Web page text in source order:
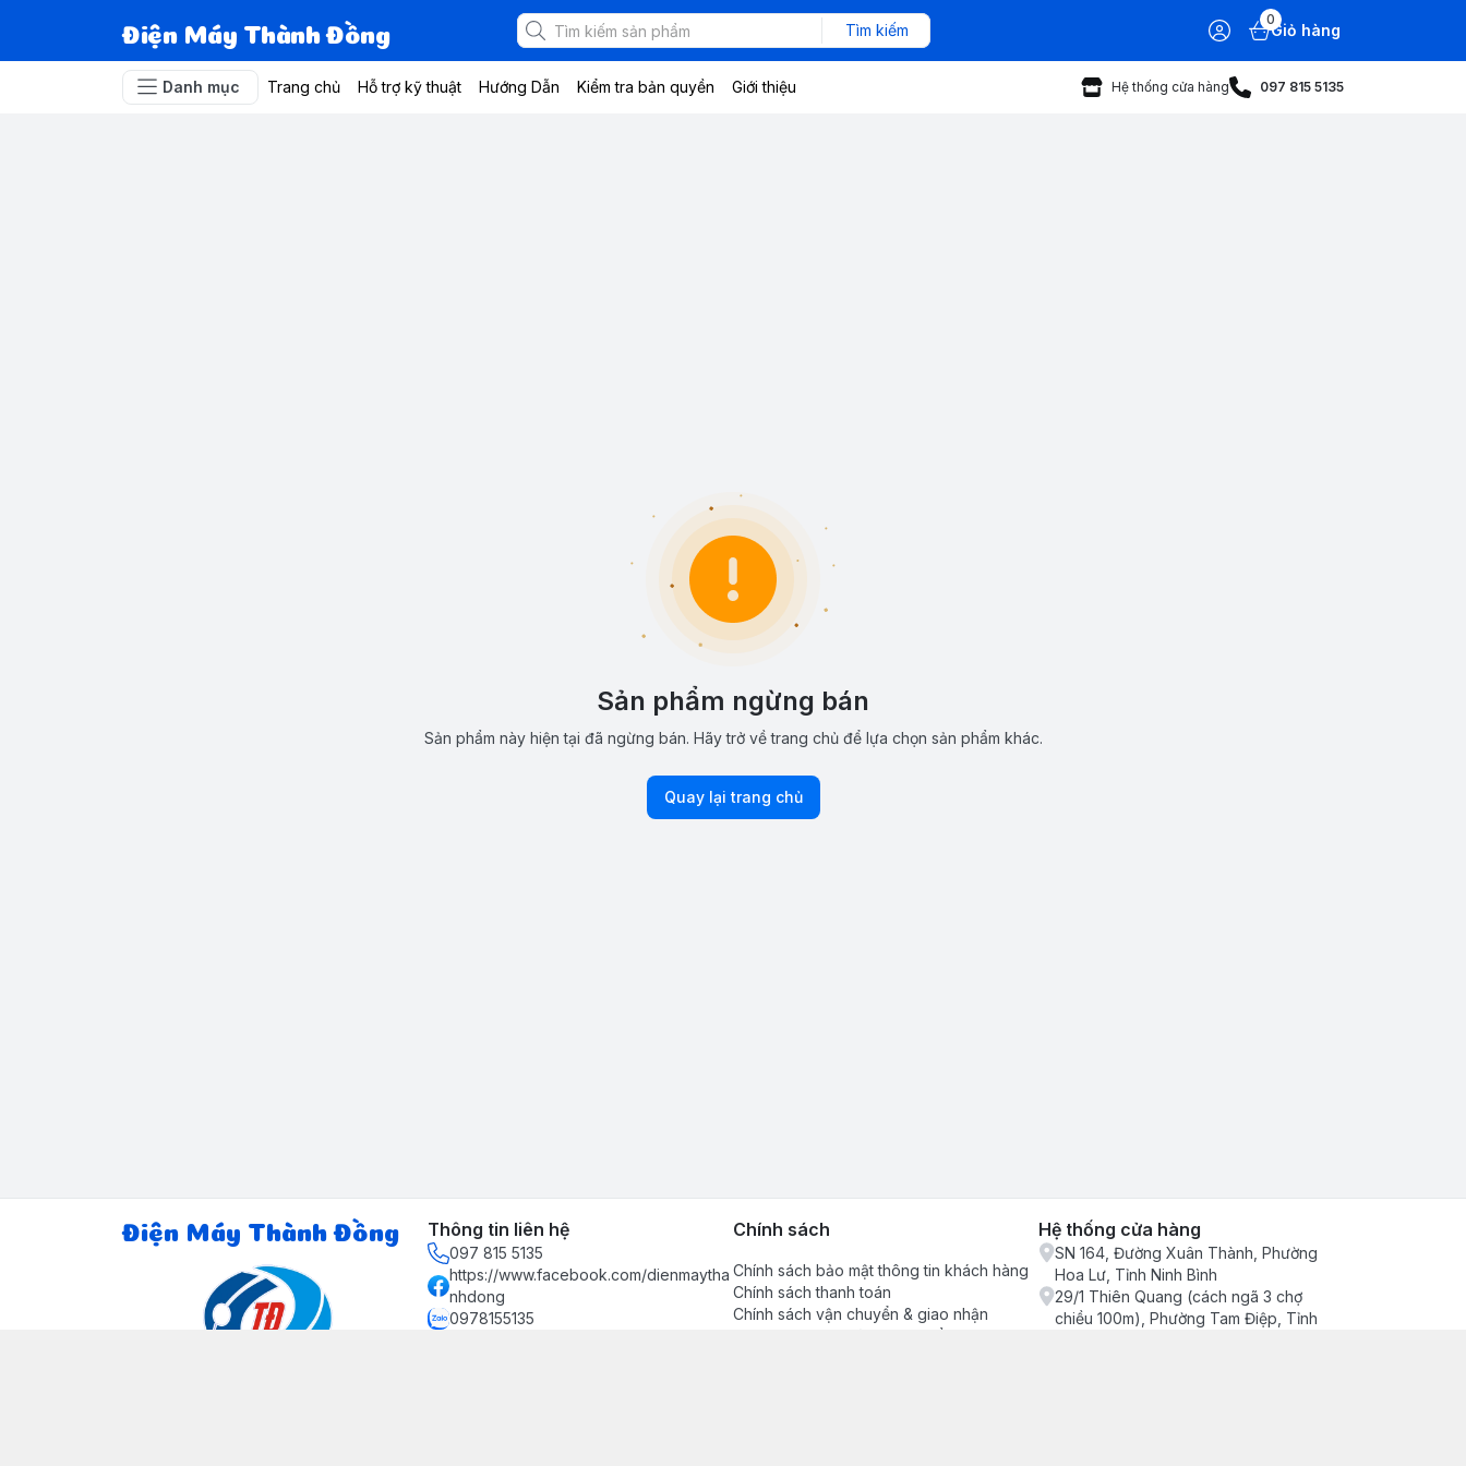
Điện Máy Thành Đồng Tìm kiếm
0
Giỏ hàng
Danh mục Trang chủ Hỗ trợ kỹ thuật Hướng Dẫn Kiểm tra bản quyền Giới thiệu Hệ thống cửa hàng 097 815 5135
Sản phẩm ngừng bán
Sản phẩm này hiện tại đã ngừng bán. Hãy trở về trang chủ để lựa chọn sản phẩm khác.
Quay lại trang chủ
Điện Máy Thành Đồng Thông tin liên hệ
097 815 5135
https://www.facebook.com/dienmaytha
nhdong
0978155135
Chính sách
Chính sách bảo mật thông tin khách hàng
Chính sách thanh toán
Chính sách vận chuyển & giao nhận
Chính sách bảo hành sản phẩm
Hệ thống cửa hàng
SN 164, Đường Xuân Thành, Phường
Hoa Lư, Tỉnh Ninh Bình
29/1 Thiên Quang (cách ngã 3 chợ
chiều 100m), Phường Tam Điệp, Tỉnh